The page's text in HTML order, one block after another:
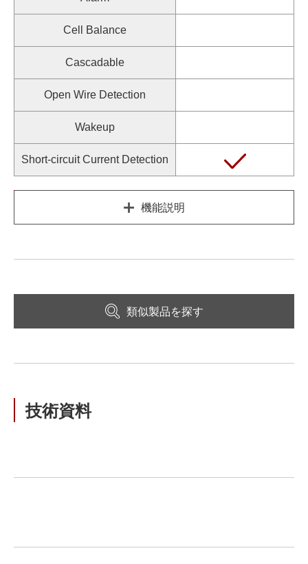
Cell Balance
Cascadable
Open Wire Detection
Wakeup
Short-circuit Current Detection
機能説明
類似製品を探す
技術資料